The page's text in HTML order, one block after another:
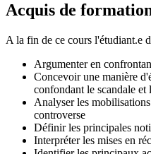
Acquis de
A la fin de ce cours l'étudiant.e
Argumenter en
Concevoir une manière
confondant le scandale et
Analyser les
controverse
Définir les principales
Interpréter les mises en